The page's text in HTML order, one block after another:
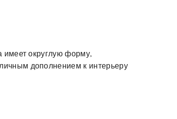
имеет округлую форму,
дополнением к интерьеру